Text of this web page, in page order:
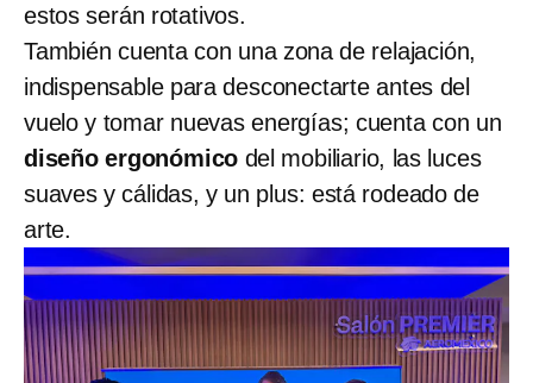
estos serán rotativos.
También cuenta con una zona de relajación,
indispensable para desconectarte antes del
vuelo y tomar nuevas energías; cuenta con un
diseño ergonómico del mobiliario, las luces
suaves y cálidas, y un plus: está rodeado de
arte.